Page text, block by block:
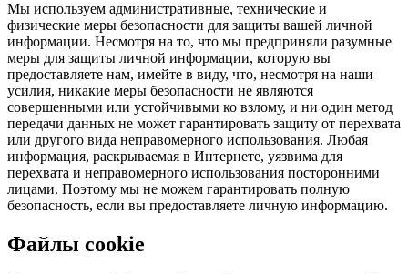
Мы используем административные, технические и
физические меры безопасности для защиты вашей личной
информации. Несмотря на то, что мы предприняли разумные
меры для защиты личной информации, которую вы
предоставляете нам, имейте в виду, что, несмотря на наши
усилия, никакие меры безопасности не являются
совершенными или устойчивыми ко взлому, и ни один метод
передачи данных не может гарантировать защиту от перехвата
или другого вида неправомерного использования. Любая
информация, раскрываемая в Интернете, уязвима для
перехвата и неправомерного использования посторонними
лицами. Поэтому мы не можем гарантировать полную
безопасность, если вы предоставляете личную информацию.
Файлы cookie